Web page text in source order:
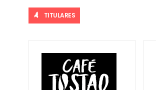
TITULARES